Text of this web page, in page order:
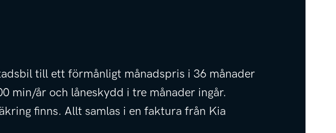
till ett förmånligt månadspris i 36 månader
min/år och låneskydd i tre månader ingår.
finns. Allt samlas i en faktura från Kia